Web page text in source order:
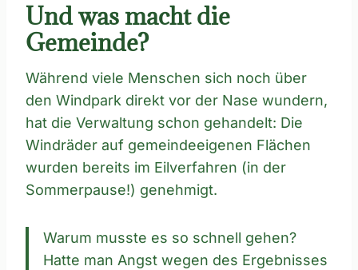
Und was macht die
Gemeinde?
Während viele Menschen sich noch über
den Windpark direkt vor der Nase wundern,
hat die Verwaltung schon gehandelt: Die
Windräder auf gemeindeeigenen Flächen
wurden bereits im Eilverfahren (in der
Sommerpause!) genehmigt.
Warum musste es so schnell gehen?
Hatte man Angst wegen des Ergebnisses